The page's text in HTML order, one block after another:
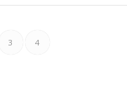
3 4